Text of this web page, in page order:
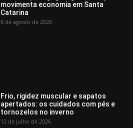
movimenta economia em Santa
Catarina
6 de agosto de 2026
Frio, rigidez muscular e sapatos
apertados: os cuidados com pés e
tornozelos no inverno
12 de julho de 2026